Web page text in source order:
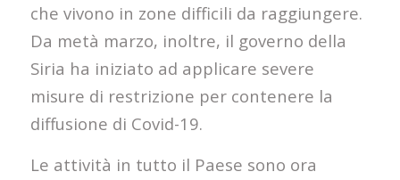
che vivono in zone difficili da raggiungere.
Da metà marzo, inoltre, il governo della
Siria ha iniziato ad applicare severe
misure di restrizione per contenere la
diffusione di Covid-19.
Le attività in tutto il Paese sono ora